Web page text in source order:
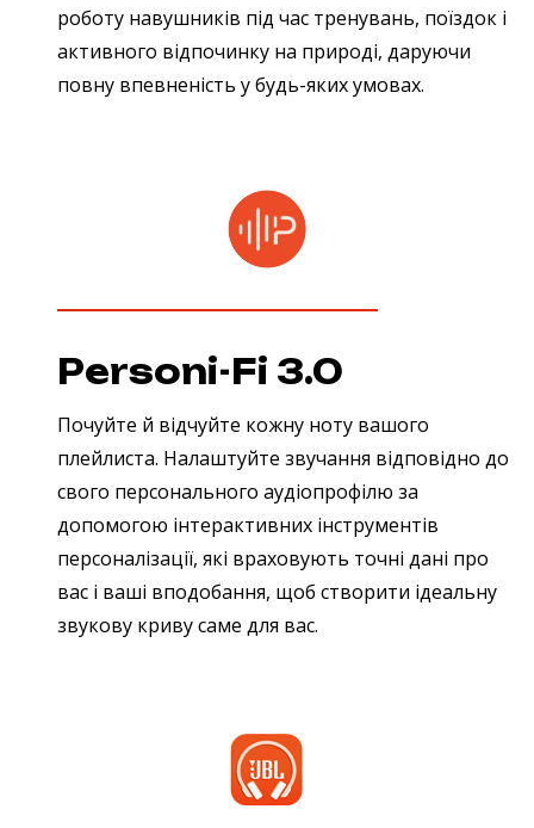
роботу навушників під час тренувань, поїздок і
активного відпочинку на природі, даруючи
повну впевненість у будь-яких умовах.
Personi-Fi 3.0
Почуйте й відчуйте кожну ноту вашого
плейлиста. Налаштуйте звучання відповідно до
свого персонального аудіопрофілю за
допомогою інтерактивних інструментів
персоналізації, які враховують точні дані про
вас і ваші вподобання, щоб створити ідеальну
звукову криву саме для вас.